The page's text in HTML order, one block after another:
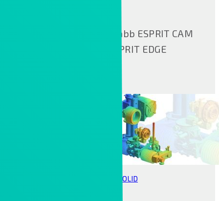
Megérkezett a legújabb ESPRIT CAM
szoftver, az ESPRIT EDGE
ALTAIR SIMSOLID